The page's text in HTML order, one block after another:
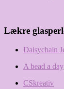
Lækre
Daisychain
A bead a day
CSkreativ